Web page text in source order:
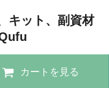
キット、副資材
カートを見る